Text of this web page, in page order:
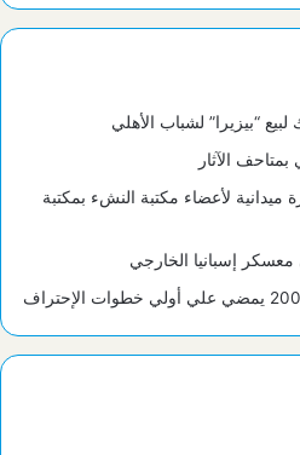
“بيزيرا” لشباب الأهلي
الآثار
لأعضاء مكتبة النشء بمكتبة
إسبانيا الخارجي